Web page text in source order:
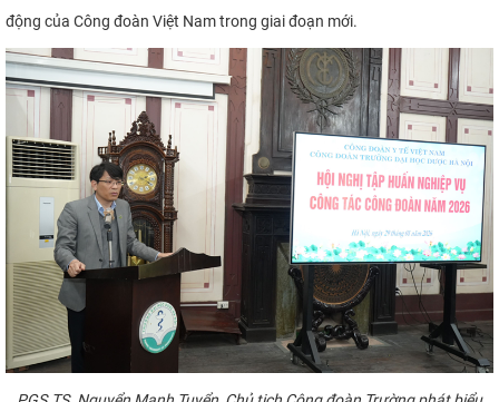
động của Công đoàn Việt Nam trong giai đoạn mới.